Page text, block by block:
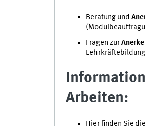
Beratung und
Fragen zur
Arbeiten:
Hier finden Sie die